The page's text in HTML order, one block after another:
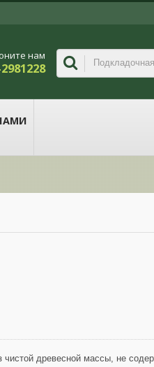
нам
древесной массы, не